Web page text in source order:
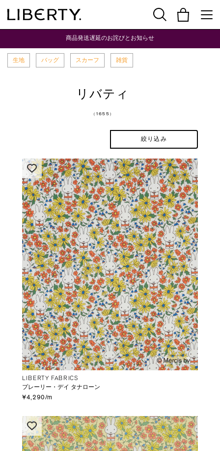
商品発送遅延のお詫びとお知らせ
生地 バッグ スカーフ 雑貨
リバティ
（1655）
絞り込み
LIBERTY FABRICS
プレーリー・デイ タナローン
¥4,290/m